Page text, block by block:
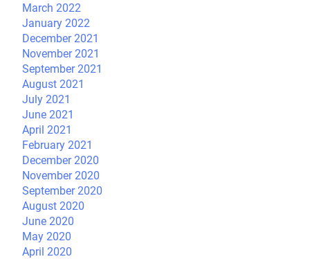
March 2022
January 2022
December 2021
November 2021
September 2021
August 2021
July 2021
June 2021
April 2021
February 2021
December 2020
November 2020
September 2020
August 2020
June 2020
May 2020
April 2020